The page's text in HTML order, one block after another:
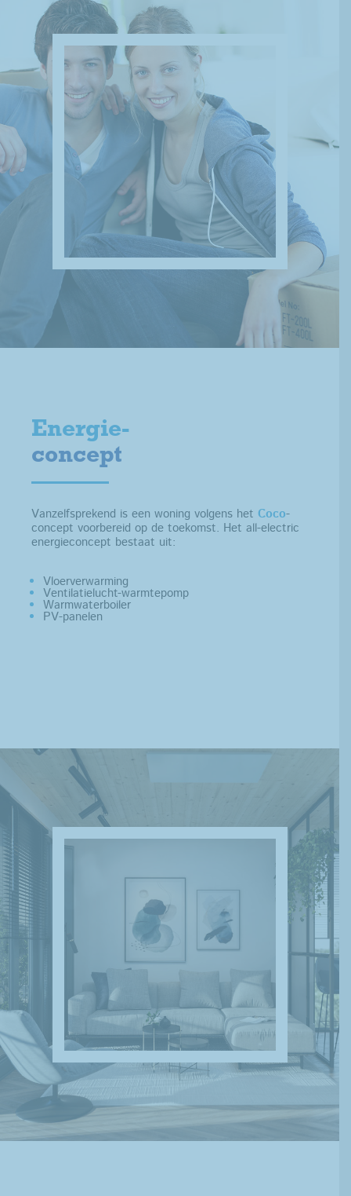
Energie-
concept
Vanzelfsprekend is een woning volgens het Coco-
concept voorbereid op de toekomst. Het all-electric
energieconcept bestaat uit:
Vloerverwarming
Ventilatielucht-warmtepomp
Warmwaterboiler
PV-panelen